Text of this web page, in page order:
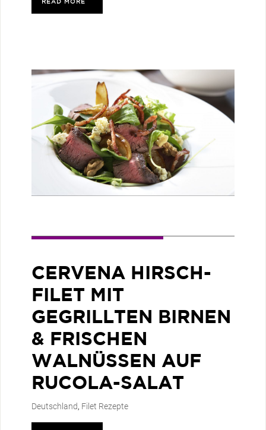
READ MORE
CERVENA HIRSCH-
FILET MIT
GEGRILLTEN BIRNEN
& FRISCHEN
WALNÜSSEN AUF
RUCOLA-SALAT
Deutschland, Filet Rezepte